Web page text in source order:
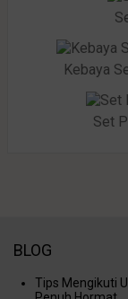
Kebaya
Set
BLOG
Tips Mengikuti